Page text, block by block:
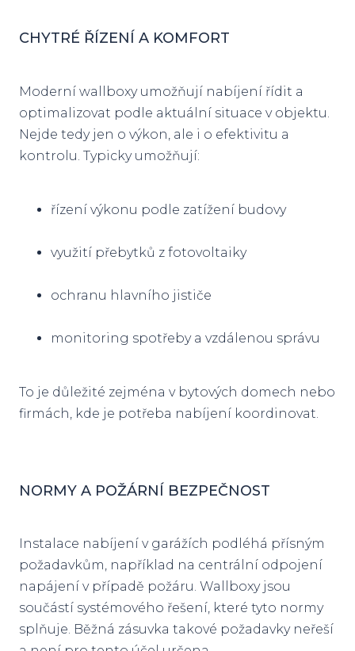
CHYTRÉ ŘÍZENÍ A KOMFORT
Moderní wallboxy umožňují nabíjení řídit a
optimalizovat podle aktuální situace v objektu.
Nejde tedy jen o výkon, ale i o efektivitu a
kontrolu. Typicky umožňují:
řízení výkonu podle zatížení budovy
využití přebytků z fotovoltaiky
ochranu hlavního jističe
monitoring spotřeby a vzdálenou správu
To je důležité zejména v bytových domech nebo
firmách, kde je potřeba nabíjení koordinovat.
NORMY A POŽÁRNÍ BEZPEČNOST
Instalace nabíjení v garážích podléhá přísným
požadavkům, například na centrální odpojení
napájení v případě požáru. Wallboxy jsou
součástí systémového řešení, které tyto normy
splňuje. Běžná zásuvka takové požadavky neřeší